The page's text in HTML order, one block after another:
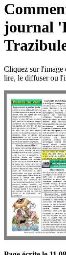
journal
Cliquez sur l'image
lire, le diffuser ou